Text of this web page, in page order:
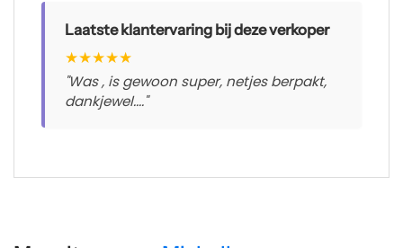
Laatste klantervaring bij deze verkoper
★★★★★
"Was , is gewoon super, netjes berpakt,
dankjewel...."